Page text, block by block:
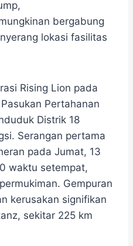
bergabung
lokasi fasilitas
Rising Lion pada
Pertahanan
Distrik 18
Serangan pertama
pada Jumat, 13
waktu setempat,
Gempuran
kerusakan signifikan
sekitar 225 km